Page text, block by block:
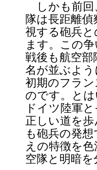
しかも前回
隊は長距離
視する砲兵
ます。この
戦後も航空
名が並ぶよ
初期のフラ
のです。と
ドイツ陸軍
正しい道を
も砲兵の発
えの特徴を
空隊と明暗